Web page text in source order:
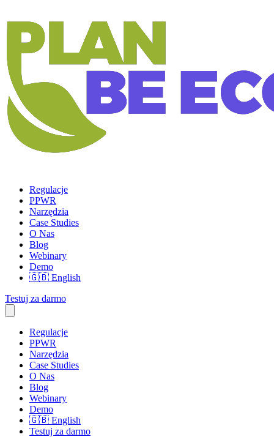
Regulacje
PPWR
Narzędzia
Case Studies
O Nas
Blog
Webinary
Demo
🇬🇧 English
Testuj za darmo
Regulacje
PPWR
Narzędzia
Case Studies
O Nas
Blog
Webinary
Demo
🇬🇧 English
Testuj za darmo